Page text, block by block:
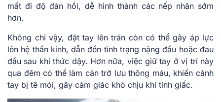
mất đi độ đàn hồi, dễ hình thành các nếp nhăn sớm
hơn.
Không chỉ vậy, đặt tay lên trán còn có thể gây áp lực
lên hệ thần kinh, dẫn đến tình trạng nặng đầu hoặc đau
đầu sau khi thức dậy. Hơn nữa, việc giữ tay ở vị trí này
qua đêm có thể làm cản trở lưu thông máu, khiến cánh
tay bị tê mỏi, gây cảm giác khó chịu khi tỉnh giấc.